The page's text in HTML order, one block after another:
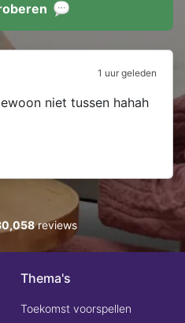
1 uur geleden
niet tussen hahah
reviews
Thema's
Toekomst voorspellen